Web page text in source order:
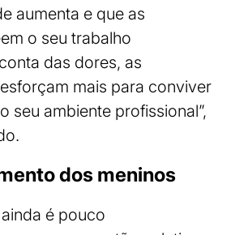
aumenta e que as
o seu trabalho
das dores, as
mais para conviver
seu ambiente profissional”,
dos meninos
é pouco